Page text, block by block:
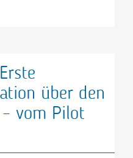
über den
vom Pilot